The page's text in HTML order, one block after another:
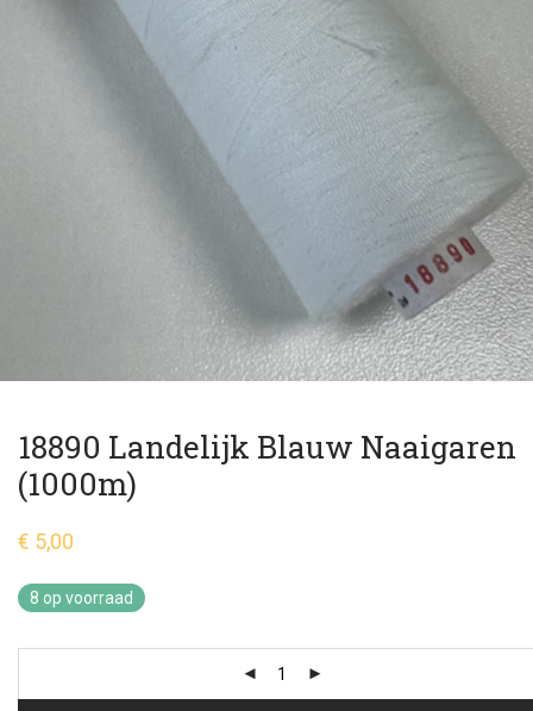
18890 Landelijk Blauw Naaigaren
(1000m)
€ 5,00
8 op voorraad